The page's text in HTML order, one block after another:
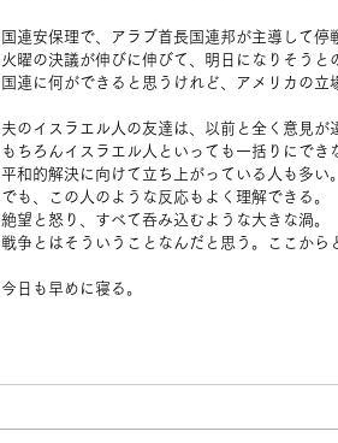
国連安保理で、アラブ首長国連邦が主導して
火曜の決議が伸びに伸びて、明日になりそうと
国連に何ができると思うけれど、アメリカの立
夫のイスラエル人の友達は、以前と全く意見が
もちろんイスラエル人といっても一括りにでき
平和的解決に向けて立ち上がっている人も多い。
でも、この人のような反応もよく理解できる。
絶望と怒り、すべて呑み込むような大きな渦。
戦争とはそういうことなんだと思う。ここから
今日も早めに寝る。